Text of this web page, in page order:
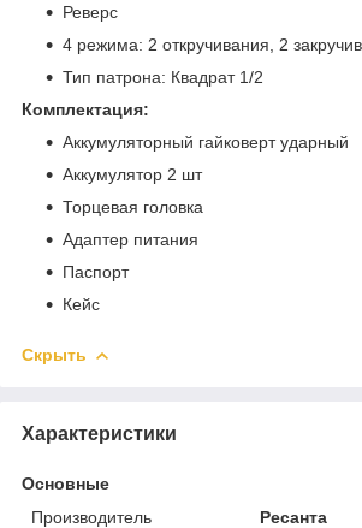
Реверс
4 режима: 2 откручивания, 2
Тип патрона: Квадрат 1/2
Комплектация:
Аккумуляторный гайковерт ударный
Аккумулятор 2 шт
Торцевая головка
Адаптер питания
Паспорт
Кейс
Скрыть
Характеристики
Основные
Производитель
Ресанта